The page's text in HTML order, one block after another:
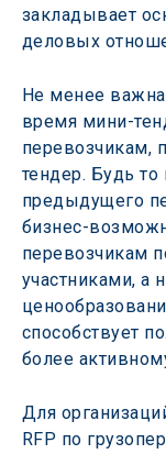
закладывает
деловых
Не менее важна
время мини-
перевозчикам,
тендер. Будь
предыдущего
бизнес-
перевозчикам
участниками, а
способствует
более
Для
RFP по